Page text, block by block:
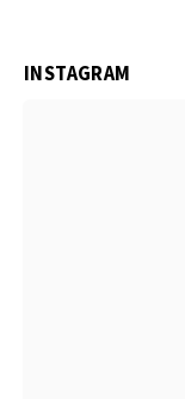
INSTAGRAM